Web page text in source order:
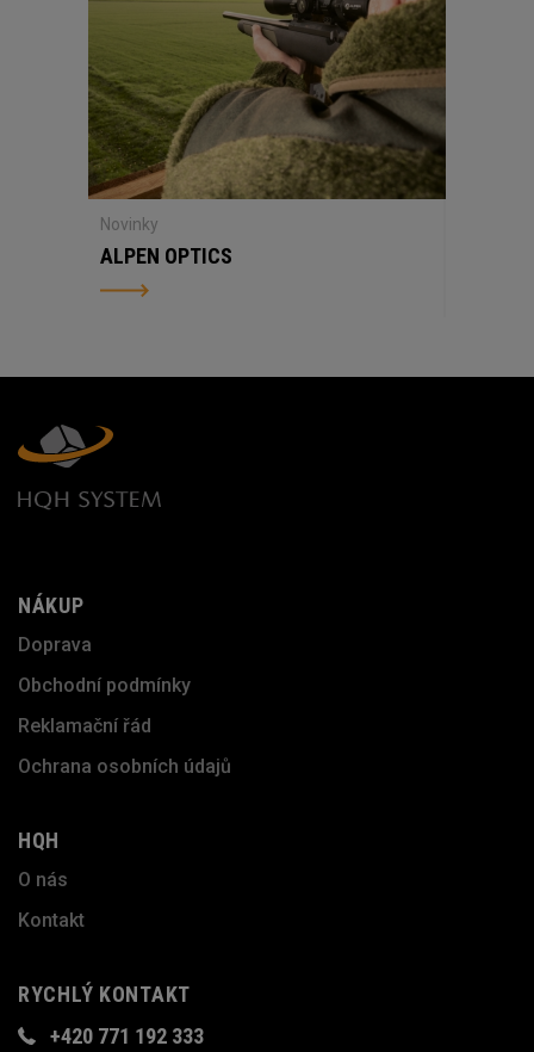
Novinky
ALPEN OPTICS
NÁKUP
Doprava
Obchodní podmínky
Reklamační řád
Ochrana osobních údajů
HQH
O nás
Kontakt
RYCHLÝ KONTAKT
+420 771 192 333